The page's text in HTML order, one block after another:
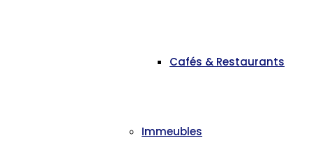
Cafés & Restaurants
Immeubles